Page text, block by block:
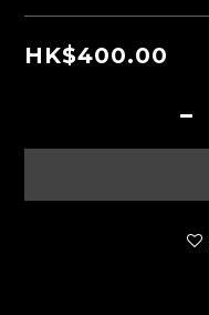
HK$400.00